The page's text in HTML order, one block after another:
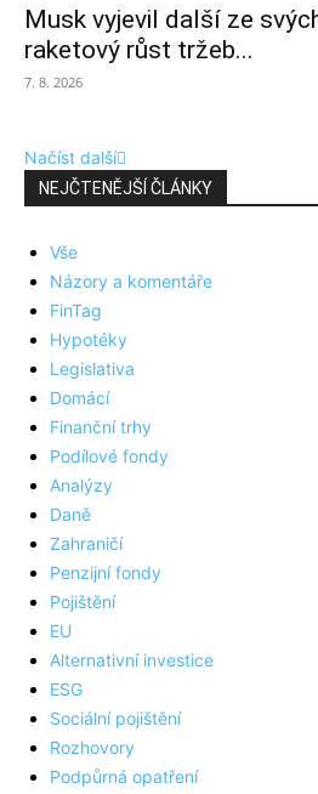
Musk vyjevil další ze
raketový růst tržeb...
7. 8. 2026
Načíst další
NEJČTENĚJŠÍ ČLÁNKY
Vše
Názory a komentáře
FinTag
Hypotéky
Legislativa
Domácí
Finanční trhy
Podílové fondy
Analýzy
Daně
Zahraničí
Penzijní fondy
Pojištění
EU
Alternativní investice
ESG
Sociální pojištění
Rozhovory
Podpůrná opatření